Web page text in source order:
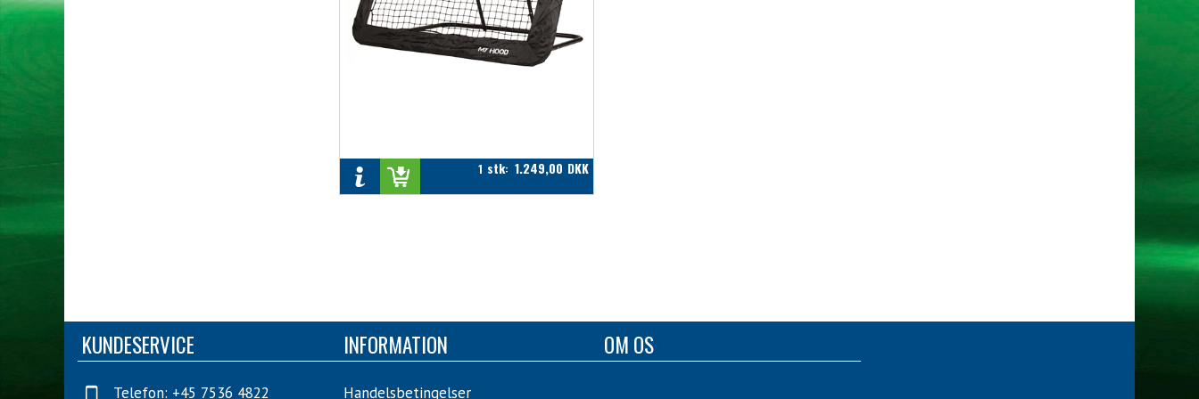
1 stk: 1.249,00 DKK
KUNDESERVICE
Telefon: +45 7536 4822
INFORMATION
Handelsbetingelser
OM OS